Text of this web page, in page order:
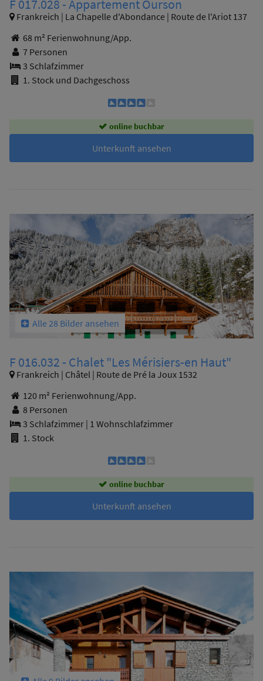
F 017.028 - Appartement Ourson
Frankreich | La Chapelle d'Abondance | Route de l'Ariot 137
68 m² Ferienwohnung/App.
7 Personen
3 Schlafzimmer
1. Stock und Dachgeschoss
online buchbar
Unterkunft ansehen
Alle 28 Bilder ansehen
F 016.032 - Chalet "Les Mérisiers-en Haut"
Frankreich | Châtel | Route de Pré la Joux 1532
120 m² Ferienwohnung/App.
8 Personen
3 Schlafzimmer | 1 Wohnschlafzimmer
1. Stock
online buchbar
Unterkunft ansehen